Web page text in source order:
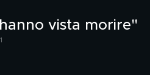
vista morire"